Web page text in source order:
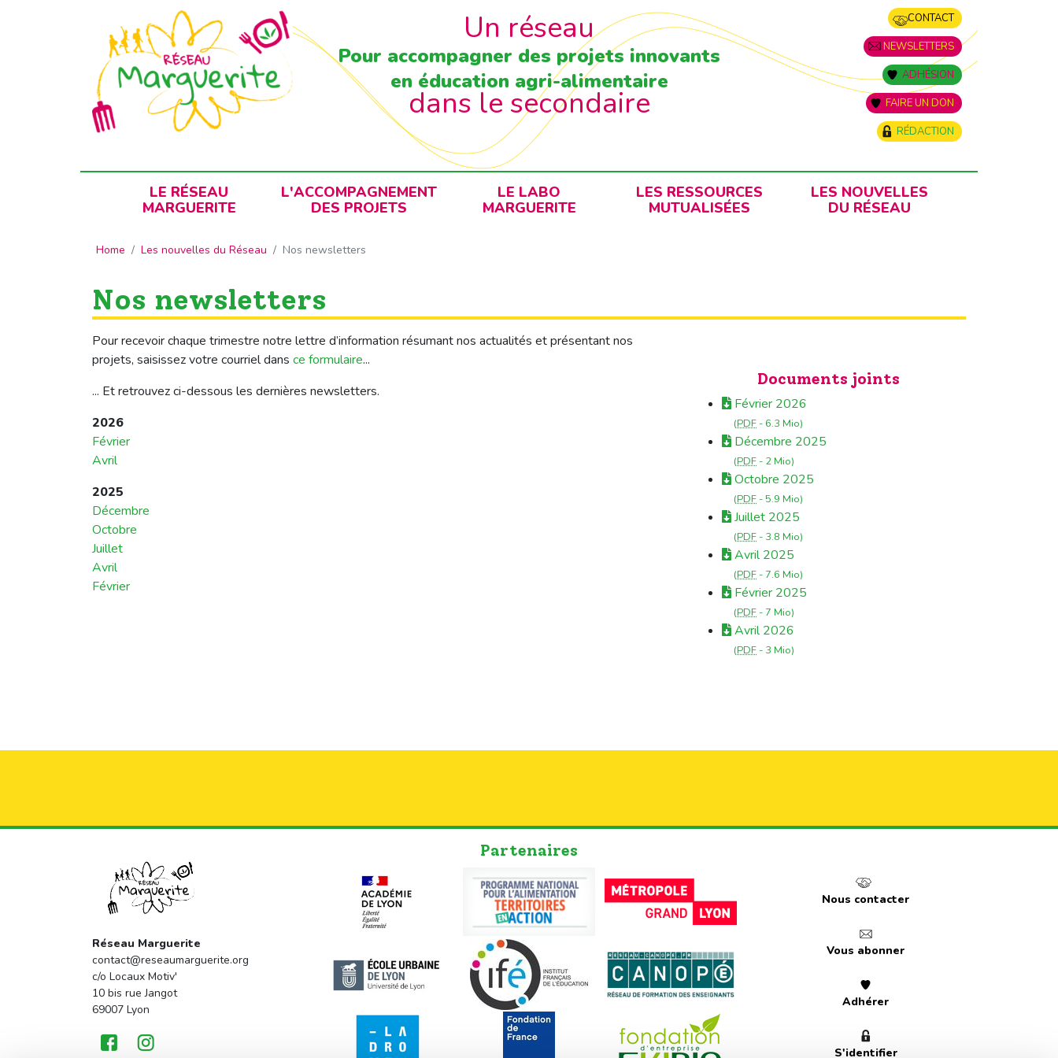
Panneau de gestion des cookies Un réseau
Pour accompagner des projets innovants
en éducation agri-alimentaire
dans le secondaire
CONTACT
NEWSLETTERS
ADHÉSION
FAIRE UN DON
RÉDACTION
LE RÉSEAU
MARGUERITE
L'ACCOMPAGNEMENT
DES PROJETS
LE LABO
MARGUERITE
LES RESSOURCES
MUTUALISÉES
LES NOUVELLES
DU RÉSEAU
Home Les nouvelles du Réseau Nos newsletters
Nos newsletters
Pour recevoir chaque trimestre notre lettre d’information résumant nos actualités et présentant nos
projets, saisissez votre courriel dans ce formulaire...
... Et retrouvez ci-dessous les dernières newsletters.
2026
Février
Avril
2025
Décembre
Octobre
Juillet
Avril
Février
Documents joints
Février 2026
(PDF - 6.3 Mio)
Décembre 2025
(PDF - 2 Mio)
Octobre 2025
(PDF -5.9 Mio)
Juillet 2025
(PDF - 3.8 Mio)
Avril 2025
(PDF - 7.6 Mio)
Février 2025
(PDF - 7 Mio)
Avril 2026
(PDF - 3 Mio)
Réseau Marguerite
contact@reseaumarguerite.org
c/o Locaux Motiv'
10 bis rue Jangot
69007 Lyon
Partenaires
Nous contacter
Vous abonner
Adhérer
S'identifier